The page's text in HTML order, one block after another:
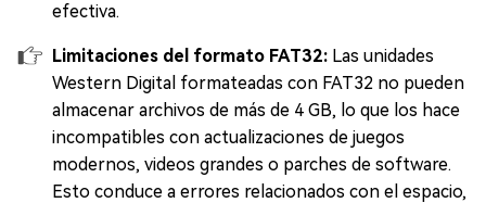
efectiva.
Limitaciones del formato FAT32: Las unidades
Western Digital formateadas con FAT32 no pueden
almacenar archivos de más de 4 GB, lo que los hace
incompatibles con actualizaciones de juegos
modernos, videos grandes o parches de software.
Esto conduce a errores relacionados con el espacio,